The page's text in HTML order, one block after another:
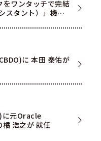
ワンタッチで完結
スタント）」機能
に 本田 泰佑が
に元Oracle
浩之が 就任